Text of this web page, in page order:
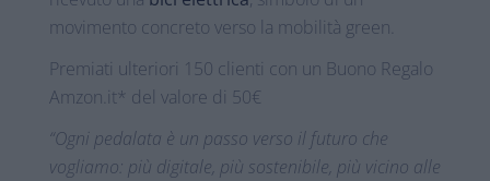
movimento concreto verso la mobilità green.
Premiati ulteriori 150 clienti con un Buono Regalo
Amzon.it* del valore di 50€
“Ogni pedalata è un passo verso il futuro che
vogliamo: più digitale, più sostenibile, più vicino alle